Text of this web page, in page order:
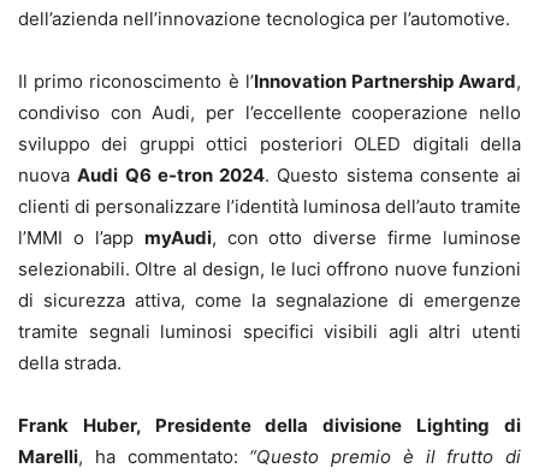
dell’azienda nell’innovazione tecnologica per l’automotive.
Il primo riconoscimento è l’Innovation Partnership Award,
condiviso con Audi, per l’eccellente cooperazione nello
sviluppo dei gruppi ottici posteriori OLED digitali della
nuovaAudi Q6 e-tron 2024. Questo sistema consente ai
clienti di personalizzare l’identità luminosa dell’auto tramite
l’MMI o l’app myAudi, con otto diverse firme luminose
selezionabili. Oltre al design, le luci offrono nuove funzioni
di sicurezza attiva, come la segnalazione di emergenze
tramite segnali luminosi specifici visibili agli altri utenti
della strada.
Frank Huber, Presidente della divisione Lighting di
Marelli, ha commentato: “Questo premio è il frutto di